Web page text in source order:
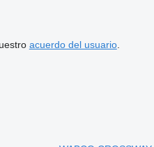
acuerdo del usuario.